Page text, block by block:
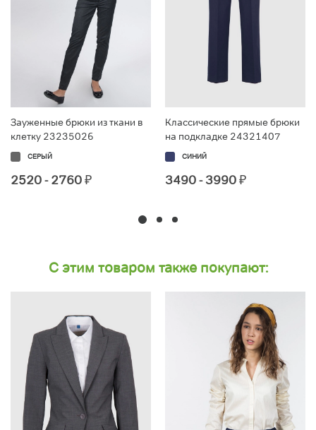
Зауженные брюки из ткани в
клетку 23235026
СЕРЫЙ
2520 - 2760₽
Классические прямые брюки
на подкладке 24321407
СИНИЙ
3490 - 3990₽
С этим товаром также покупают: